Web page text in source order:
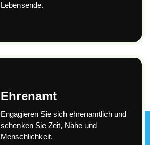
Lebensende.
Ehrenamt
Engagieren Sie sich ehrenamtlich und
schenken Sie Zeit, Nähe und
Menschlichkeit.